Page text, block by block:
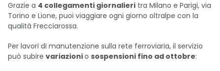
Grazie a 4 collegamenti giornalieri tra Milano e Parigi, via
Torino e Lione, puoi viaggiare ogni giorno oltralpe con la
qualità Frecciarossa.
Per lavori di manutenzione sulla rete ferroviaria, il servizio
può subire variazionio sospensioni fino ad ottobre: